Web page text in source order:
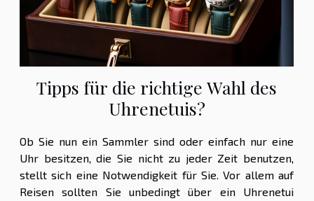
Tipps für die richtige Wahl des
Uhrenetuis?
Ob Sie nun ein Sammler sind oder einfach nur eine
Uhr besitzen, die Sie nicht zu jeder Zeit benutzen,
stellt sich eine Notwendigkeit für Sie. Vor allem auf
Reisen sollten Sie unbedingt über ein Uhrenetui